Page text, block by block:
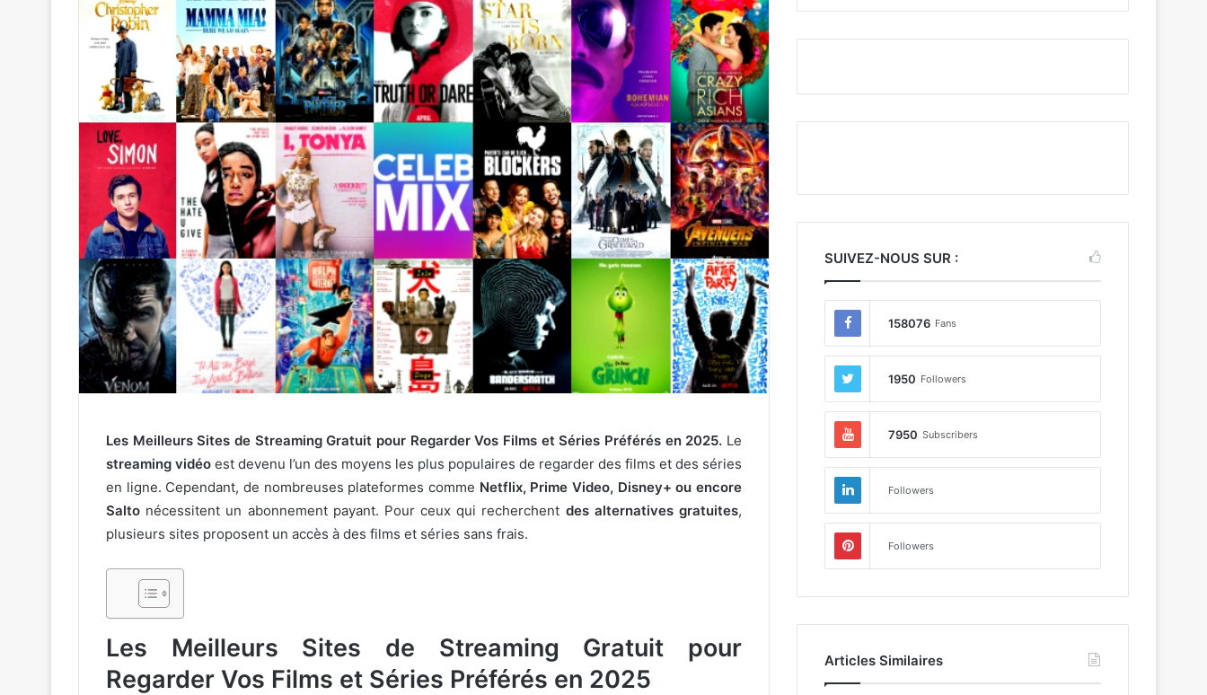
Les Meilleurs Sites de Streaming Gratuit pour Regarder Vos Films et Séries Préférés en 2025. Le
streaming vidéo est devenu l’un des moyens les plus populaires de regarder des films et des séries
en ligne. Cependant, de nombreuses plateformes comme Netflix, Prime Video, Disney+ ou encore
Salto nécessitent un abonnement payant. Pour ceux qui recherchent des alternatives gratuites,
plusieurs sites proposent un accès à des films et séries sans frais.
Les Meilleurs Sites de Streaming Gratuit pour
Regarder Vos Films et Séries Préférés en 2025
SUIVEZ-NOUS SUR :
158076 Fans
1950 Followers
7950 Subscribers
Followers
Followers
Articles Similaires